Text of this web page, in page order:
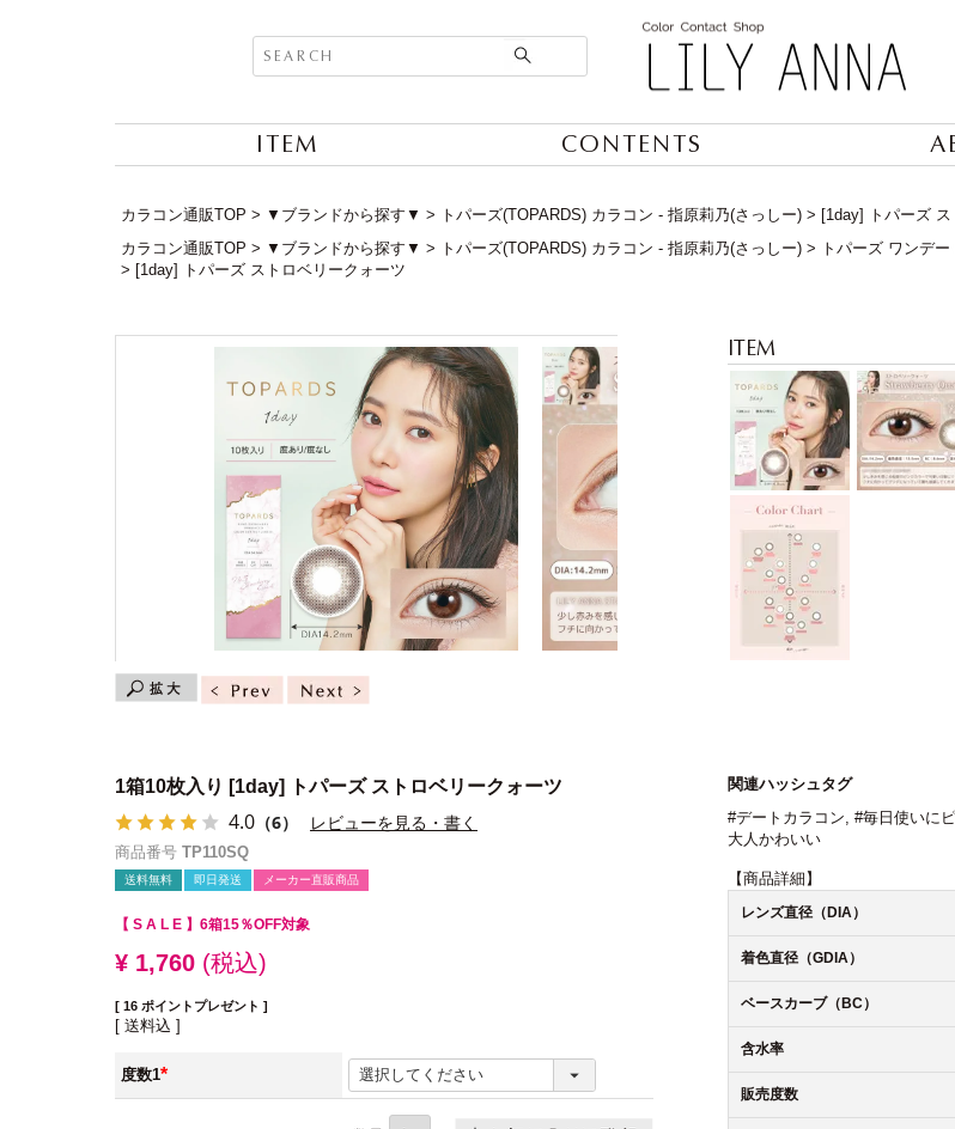
ITEM CONTENTS
カラコン通販TOP ▼ブランドから探す▼ トパーズ(TOPARDS) カラコン - 指原莉乃(さっしー)
[1day] トパーズ
カラコン通販TOP
▼ブランドから探す▼ トパーズ(TOPARDS) カラコン - 指原莉乃(さっしー)
トパーズ ワンデ
[1day] トパーズ ストロベリークォーツ
1箱10枚入り [1day] トパーズ ストロベリークォーツ
4.0 （6） レビューを見る・書く
商品番号 TP110SQ
送料無料 即日発送 メーカー直販商品
【 S A L E 】 6箱15％OFF対象
¥ 1,760 税込
[ 16 ポイントプレゼント ]
送料込
度数1
(必
関連ハッシュタグ
#デートカラコン, #毎日使いに
大人かわいい
【商品詳細】
レンズ直径（DIA）
着色直径（GDIA）
ベースカーブ（BC）
含水率
販売度数